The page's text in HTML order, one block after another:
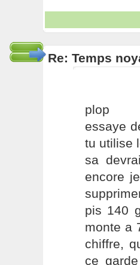
Re: Temps
plop
essaye
tu utilise
sa
encore
pis 140
monte a
chiffre,
ce